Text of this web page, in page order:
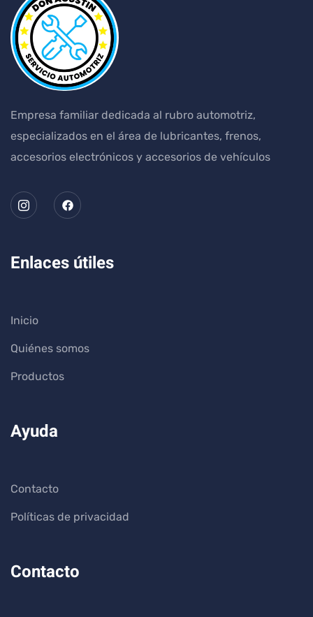
Empresa familiar dedicada al rubro automotriz,
especializados en el área de lubricantes, frenos,
accesorios electrónicos y accesorios de vehículos
Enlaces útiles
Inicio
Quiénes somos
Productos
Ayuda
Contacto
Políticas de privacidad
Contacto